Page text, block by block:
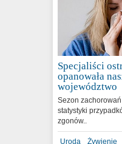
Specjaliści
opanowała
województwo
Sezon
statystyki
zgonów..
Uroda Żywienie